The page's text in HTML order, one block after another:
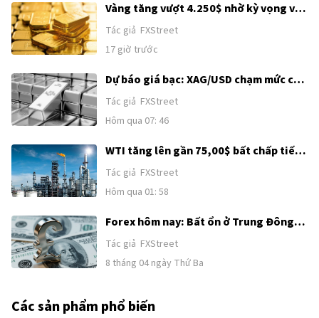
Vàng tăng vượt 4.250$ nhờ kỳ vọng về
thỏa thuận Mỹ–Iran
Tác giả FXStreet
17 giờ trước
Dự báo giá bạc: XAG/USD chạm mức cao
nhất trong một tháng, hướng tới
62,00$ sau khi bứt phá kỹ thuật
Tác giả FXStreet
Hôm qua 07: 46
WTI tăng lên gần 75,00$ bất chấp tiến
triển ngoại giao ở Trung Đông
Tác giả FXStreet
Hôm qua 01: 58
Forex hôm nay: Bất ổn ở Trung Đông
tiếp tục hỗ trợ USD trước loạt dữ liệu
tiếp theo của Mỹ
Tác giả FXStreet
8 tháng 04 ngày Thứ Ba
Các sản phẩm phổ biến